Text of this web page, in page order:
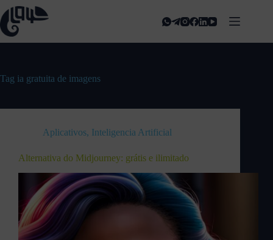
Tag ia gratuita de imagens
Aplicativos, Inteligencia Artificial
Alternativa do Midjourney: grátis e ilimitado